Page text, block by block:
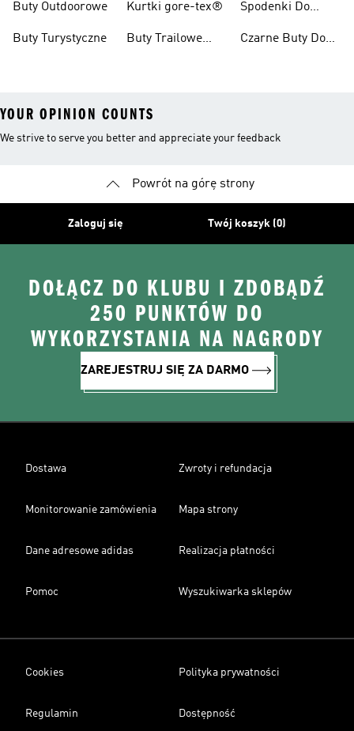
Buty Outdoorowe
Buty Turystyczne
Kurtki gore-tex®
Buty Trailowe
Górskiego Dla
Kobiet
Spodenki Do
Trailowych
Czarne Buty Do
YOUR OPINION COUNTS
We strive to serve you better and appreciate your feedback
Powrót na górę strony
Zaloguj się Twój koszyk (0)
DOŁĄCZ DO KLUBU I ZDOBĄDŹ
250 PUNKTÓW DO
WYKORZYSTANIA NA NAGRODY
ZAREJESTRUJ SIĘ ZA DARMO
Dostawa Zwroty i refundacja
Monitorowanie zamówienia Mapa strony
Dane adresowe adidas Realizacja płatności
Pomoc Wyszukiwarka sklepów
Cookies Polityka prywatności
Regulamin Dostępność